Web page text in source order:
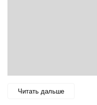
Читать дальше